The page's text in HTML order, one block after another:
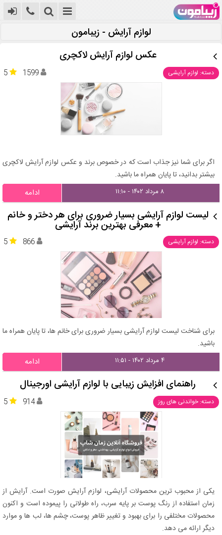
لوازم آرایش - زیبامون
عکس لوازم آرایش لاکچری
دسته: لوازم آرایشی 5 1599
اگر برای شما نیز جذاب است که در خصوص برند و عکس لوازم آرایش لاکچری
بیشتر بدانید، تا پایان همراه ما باشید.
۸ مرداد ۱۴۰۲ - ۱۱:۱۰ ادامه
لیست لوازم آرایشی بسیار ضروری برای هر دختر و خانم
+ معرفی بهترین برند آرایشی
دسته: لوازم آرایشی 5 866
برای شناخت لیست لوازم آرایشی بسیار ضروری برای خانم ها، تا پایان همراه ما
باشید.
۴ مرداد ۱۴۰۲ - ۱۱:۵۱ ادامه
راهنمای افزایش زیبایی با لوازم آرایشی اورجینال
دسته: خواندنی های روز 5 914
یکی از محبوب ترین محصولات آرایشی، لوازم آرایش صورت است. آرایش از
زمان استفاده از رنگ پوست بر پایه سرب، راه طولانی را پیموده است و اکنون
محصولات مختلفی را برای بهبود و تغییر ظاهر پوست، چشم ها، لب ها و موارد
دیگر ارائه می دهد.